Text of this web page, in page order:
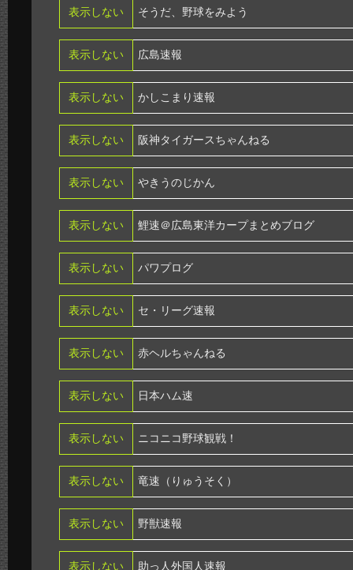
表示しない そうだ、野球をみよう
表示しない 広島速報
表示しない かしこまり速報
表示しない 阪神タイガースちゃんねる
表示しない やきうのじかん
表示しない 鯉速＠広島東洋カープまとめブログ
表示しない パワプログ
表示しない セ・リーグ速報
表示しない 赤ヘルちゃんねる
表示しない 日本ハム速
表示しない ニコニコ野球観戦！
表示しない 竜速（りゅうそく）
表示しない 野獣速報
表示しない 助っ人外国人速報